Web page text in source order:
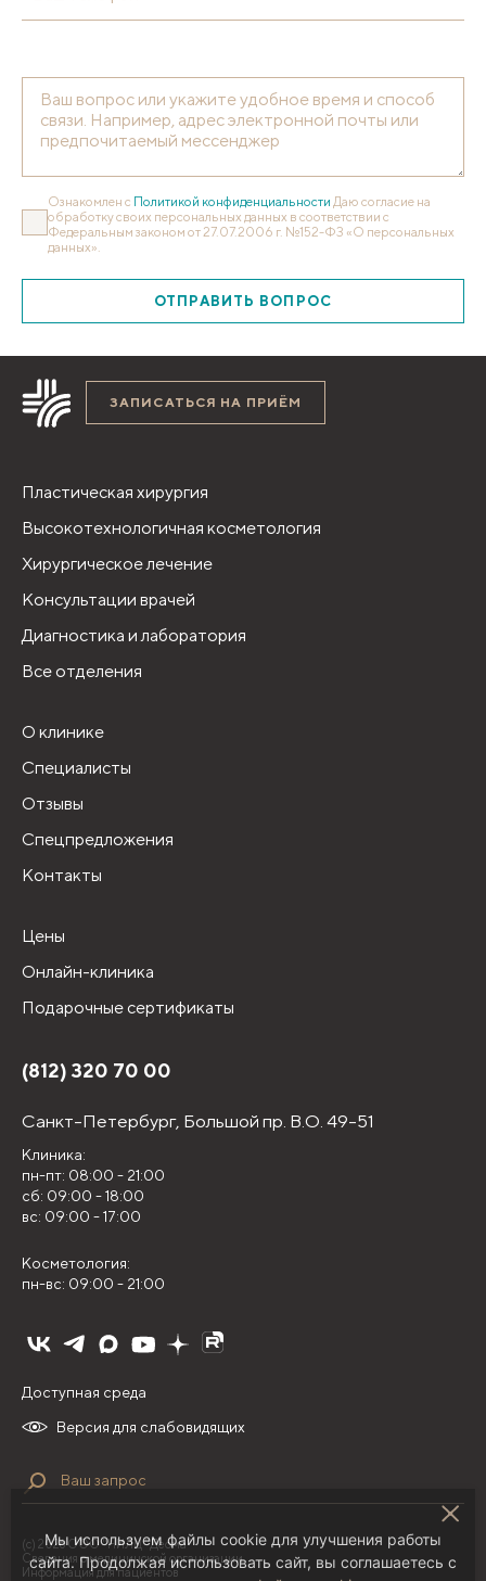
Ознакомлен с Политикой конфиденциальности Даю согласие на
обработку своих персональных данных в соответствии с
Федеральным законом от 27.07.2006 г. №152-ФЗ «О персональных
данных».
ОТПРАВИТЬ ВОПРОС
ЗАПИСАТЬСЯ НА ПРИЁМ
Пластическая хирургия
Высокотехнологичная косметология
Хирургическое лечение
Консультации врачей
Диагностика и лаборатория
Все отделения
О клинике
Специалисты
Отзывы
Спецпредложения
Контакты
Цены
Онлайн-клиника
Подарочные сертификаты
(812) 320 70 00
Санкт-Петербург, Большой пр. В.О. 49-51
Клиника:
пн-пт: 08:00 - 21:00
сб: 09:00 - 18:00
вс: 09:00 - 17:00
Косметология:
пн-вс: 09:00 - 21:00
Версия для слабовидящих
Доступная среда
(с) 2026 ООО "НИЛЦ "Деома"
Сведения о медицинской организации
Информация для пациентов
Мы используем файлы cookie для улучшения работы
сайта. Продолжая использовать сайт, вы соглашаетесь с